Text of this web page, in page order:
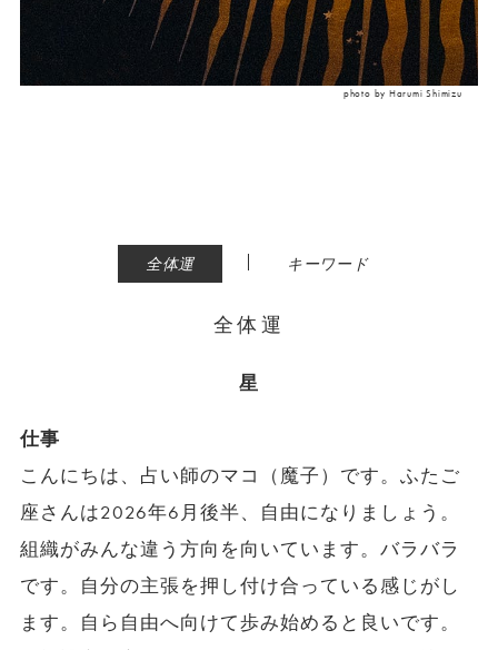
photo by Harumi Shimizu
全体運 | キーワード
全体運
星
仕事
こんにちは、占い師のマコ（魔子）です。ふたご
座さんは2026年6月後半、自由になりましょう。
組織がみんな違う方向を向いています。バラバラ
です。自分の主張を押し付け合っている感じがし
ます。自ら自由へ向けて歩み始めると良いです。